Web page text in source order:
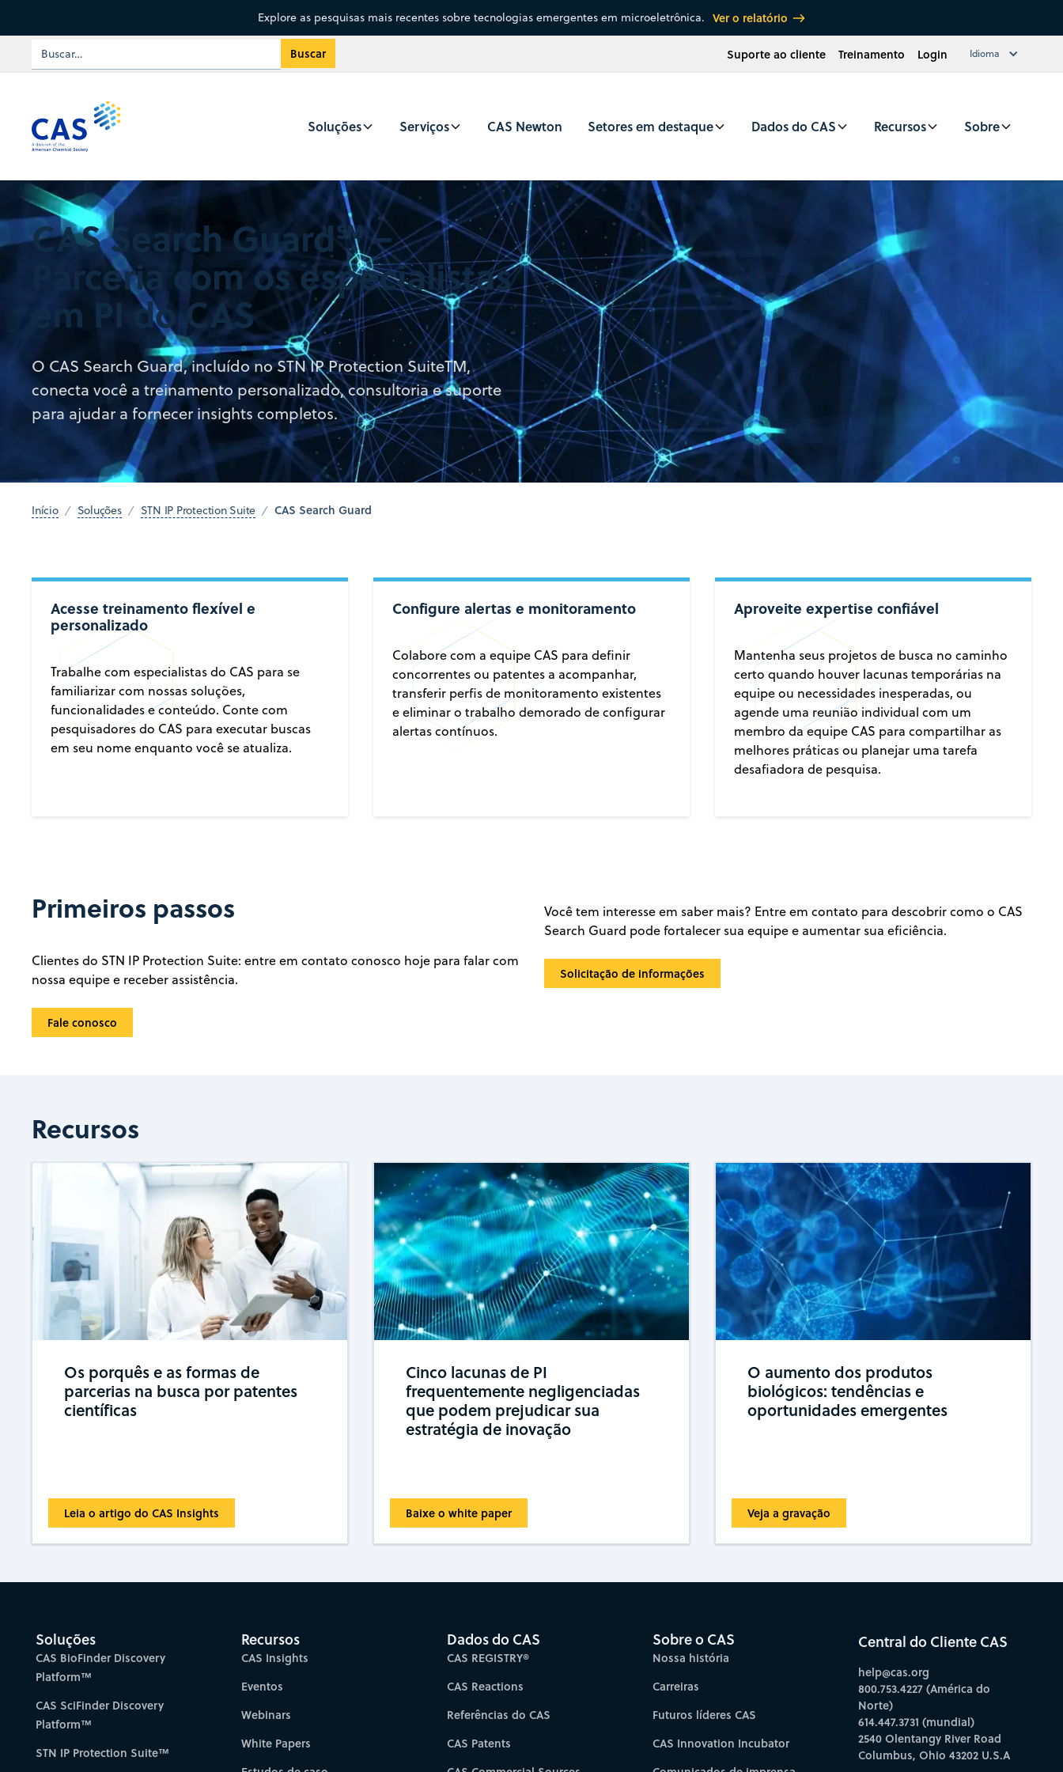
Explore as pesquisas mais recentes sobre tecnologias emergentes em microeletrônica. Ver o relatório
Suporte ao cliente Treinamento Login Idioma
Soluções Serviços CAS Newton Setores em destaque Dados do CAS Recursos Sobre
CAS Search Guard℠ –
Parceria com os especialistas
em PI do CAS
O CAS Search Guard, incluído no STN IP Protection SuiteTM,
conecta você a treinamento personalizado, consultoria e suporte
para ajudar a fornecer insights completos.
Início Soluções STN IP Protection Suite CAS Search Guard
Acesse treinamento flexível e
personalizado
Trabalhe com especialistas do CAS para se
familiarizar com nossas soluções,
funcionalidades e conteúdo. Conte com
pesquisadores do CAS para executar buscas
em seu nome enquanto você se atualiza.
Configure alertas e monitoramento
Colabore com a equipe CAS para definir
concorrentes ou patentes a acompanhar,
transferir perfis de monitoramento existentes
e eliminar o trabalho demorado de configurar
alertas contínuos.
Aproveite expertise confiável
Mantenha seus projetos de busca no caminho
certo quando houver lacunas temporárias na
equipe ou necessidades inesperadas, ou
agende uma reunião individual com um
membro da equipe CAS para compartilhar as
melhores práticas ou planejar uma tarefa
desafiadora de pesquisa.
Primeiros passos
Clientes do STN IP Protection Suite: entre em contato conosco hoje para falar com
nossa equipe e receber assistência.
Fale conosco
Você tem interesse em saber mais? Entre em contato para descobrir como o CAS
Search Guard pode fortalecer sua equipe e aumentar sua eficiência.
Solicitação de informações
Recursos
Os porquês e as formas de
parcerias na busca por patentes
científicas
Leia o artigo do CAS Insights
Cinco lacunas de PI
frequentemente negligenciadas
que podem prejudicar sua
estratégia de inovação
Baixe o white paper
O aumento dos produtos
biológicos: tendências e
oportunidades emergentes
Veja a gravação
Soluções
CAS BioFinder Discovery
Platform™
CAS SciFinder Discovery
Platform™
STN IP Protection Suite™
Recursos
CAS Insights
Eventos
Webinars
White Papers
Dados do CAS
CAS REGISTRY®
CAS Reactions
Referências do CAS
CAS Patents
Sobre o CAS
Nossa história
Carreiras
Futuros líderes CAS
CAS Innovation Incubator
Central do Cliente CAS
help@cas.org
800.753.4227 (América do
Norte)
614.447.3731 (mundial)
2540 Olentangy River Road
Columbus, Ohio 43202 U.S.A